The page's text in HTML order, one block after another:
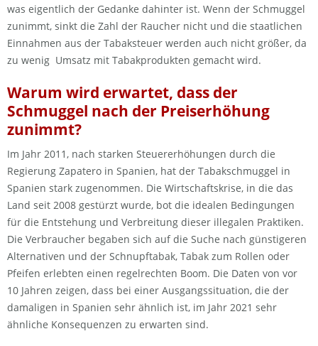
was eigentlich der Gedanke dahinter ist. Wenn der Schmuggel
zunimmt, sinkt die Zahl der Raucher nicht und die staatlichen
Einnahmen aus der Tabaksteuer werden auch nicht größer, da
zu wenig Umsatz mit Tabakprodukten gemacht wird.
Warum wird erwartet, dass der
Schmuggel nach der Preiserhöhung
zunimmt?
Im Jahr 2011, nach starken Steuererhöhungen durch die
Regierung Zapatero in Spanien, hat der Tabakschmuggel in
Spanien stark zugenommen. Die Wirtschaftskrise, in die das
Land seit 2008 gestürzt wurde, bot die idealen Bedingungen
für die Entstehung und Verbreitung dieser illegalen Praktiken.
Die Verbraucher begaben sich auf die Suche nach günstigeren
Alternativen und der Schnupftabak, Tabak zum Rollen oder
Pfeifen erlebten einen regelrechten Boom. Die Daten von vor
10 Jahren zeigen, dass bei einer Ausgangssituation, die der
damaligen in Spanien sehr ähnlich ist, im Jahr 2021 sehr
ähnliche Konsequenzen zu erwarten sind.